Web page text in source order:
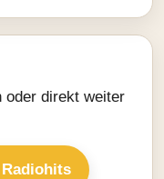
oder direkt weiter
Radiohits